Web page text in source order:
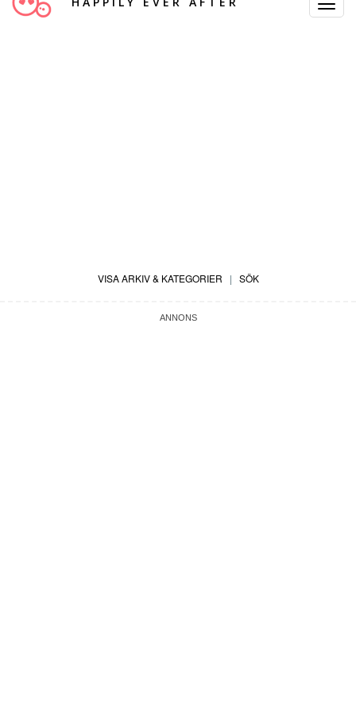
Toggle
VISA ARKIV & KATEGORIER | SÖK